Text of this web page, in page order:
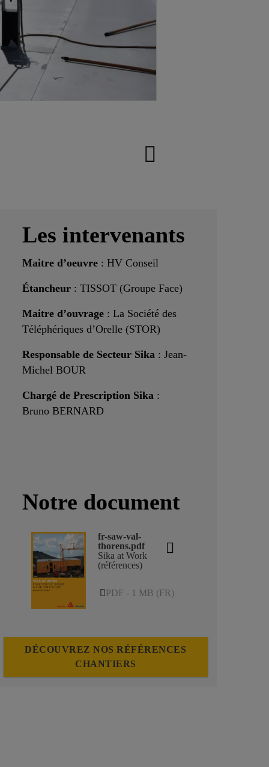
Les intervenants
Maitre d’oeuvre: HV Conseil
Étancheur: TISSOT (Groupe Face)
Maitre d’ouvrage: La Société des
Téléphériques d’Orelle (STOR)
Responsable de Secteur Sika: Jean-
Michel BOUR
Chargé de Prescription Sika :
Bruno BERNARD
Notre document
fr-saw-val-
thorens.pdf
Sika at Work
(références)
PDF - 1 MB (FR)
DÉCOUVREZ NOS RÉFÉRENCES
CHANTIERS